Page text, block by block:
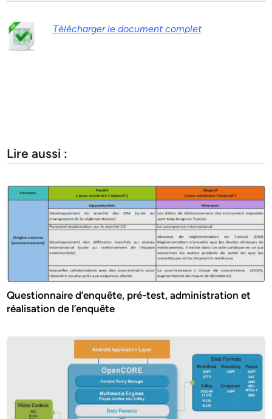
Télécharger le document complet
Lire aussi :
Questionnaire d’enquête, pré-test, administration et
réalisation de l’enquête